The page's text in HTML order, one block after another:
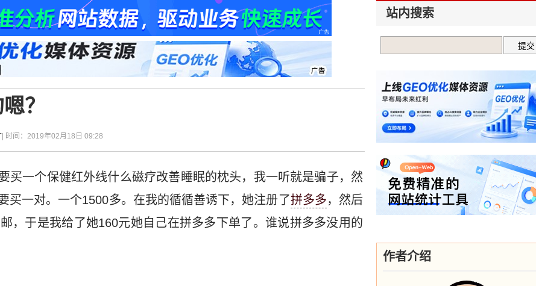
？
| 时间：2019年02月18日 09:28
买一个保健红外线什么磁疗改善睡眠的枕头，我一听就是骗子，然
买一对。一个1500多。在我的循循善诱下，她注册了拼多多，然后
，于是我给了她160元她自己在拼多多下单了。谁说拼多多没用的
站内搜索
作者介绍